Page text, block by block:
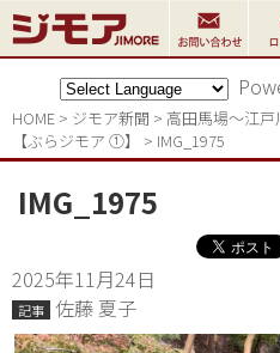
HOME > ジモア新聞 > 高田馬場〜江
【ぶらジモア ①】
> IMG_1975
IMG_1975
2025年11月24日
記事 佐藤 夏子